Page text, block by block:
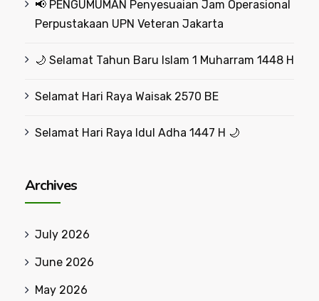
📢 PENGUMUMAN Penyesuaian Jam Operasional
Perpustakaan UPN Veteran Jakarta
🌙 Selamat Tahun Baru Islam 1 Muharram 1448 H
Selamat Hari Raya Waisak 2570 BE
Selamat Hari Raya Idul Adha 1447 H 🌙
Archives
July 2026
June 2026
May 2026